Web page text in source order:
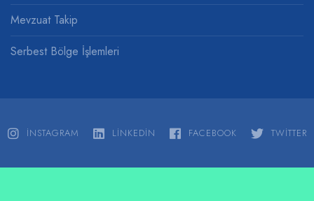
Mevzuat Takip
Serbest Bölge İşlemleri
INSTAGRAM LINKEDIN FACEBOOK TWITTER